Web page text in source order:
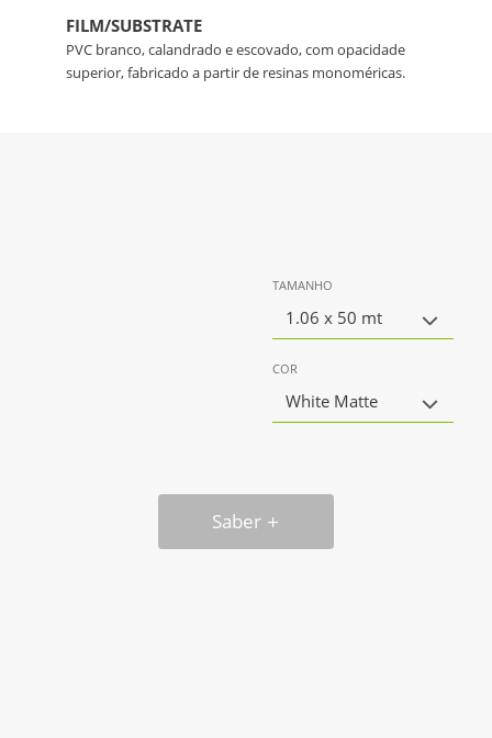
FILM/SUBSTRATE
PVC branco, calandrado e escovado, com opacidade
superior, fabricado a partir de resinas monoméricas.
TAMANHO
1.06 x 50 mt
COR
White Matte
Saber